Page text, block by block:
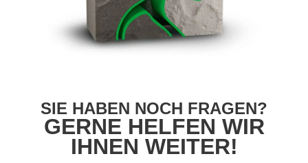
SIE HABEN NOCH FRAGEN?
GERNE HELFEN WIR
IHNEN WEITER!